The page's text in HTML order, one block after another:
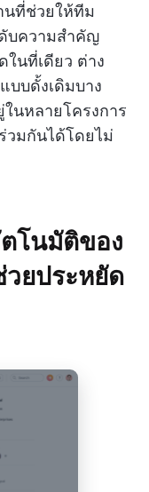
นที่ช่วยให้ทีม
บความสำคัญ
นที่เดียว ต่าง
บบดั้งเดิมบาง
ในหลายโครงการ
วมกันได้โดยไม่
โนมัติของ
ยประหยัด